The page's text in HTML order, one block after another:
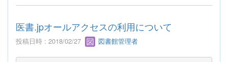
医書.jpオールアクセスの利用について
投稿日時 : 2018/02/27 図書館管理者